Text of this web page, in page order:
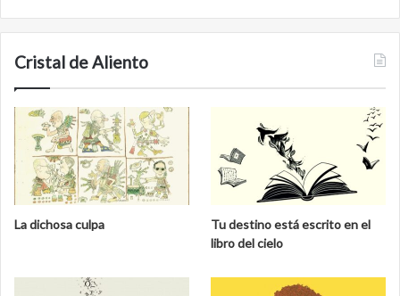
Cristal de Aliento
La dichosa culpa
Tu destino está escrito en el
libro del cielo